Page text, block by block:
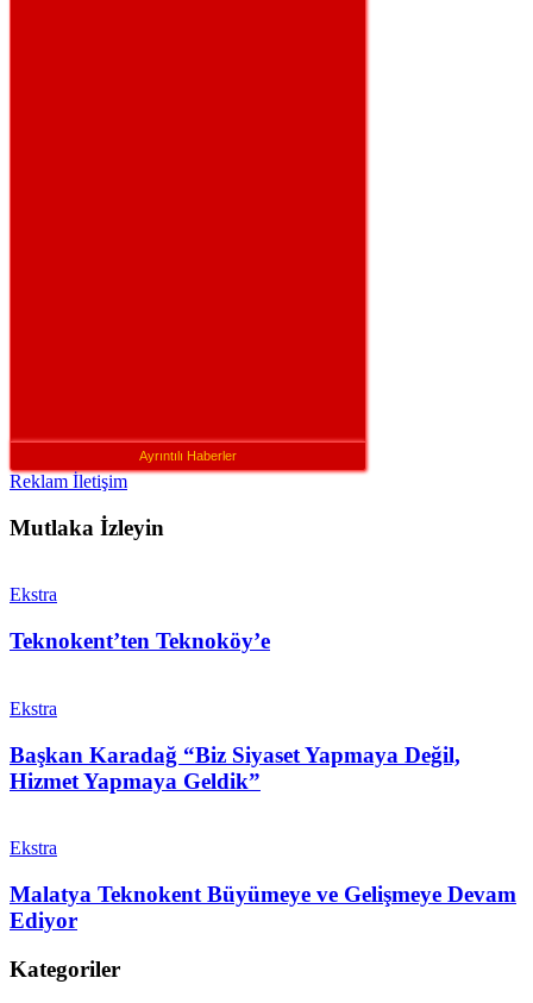
Ayrıntılı Haberler
Reklam İletişim
Mutlaka İzleyin
Ekstra
Teknokent’ten Teknoköy’e
Ekstra
Başkan Karadağ “Biz Siyaset Yapmaya Değil,
Hizmet Yapmaya Geldik”
Ekstra
Malatya Teknokent Büyümeye ve Gelişmeye Devam
Ediyor
Kategoriler